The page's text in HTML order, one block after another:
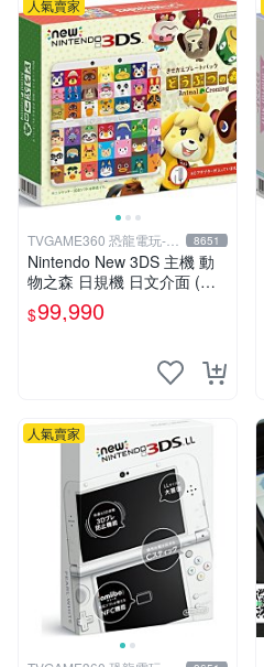
人氣賣家
TVGAME360 恐龍電玩-台
中店
8651
Nintendo New 3DS 主機 動
物之森 日規機 日文介面 (附
原廠充電器+保護貼)【台中恐
龍電玩】
$99,990
人氣賣家